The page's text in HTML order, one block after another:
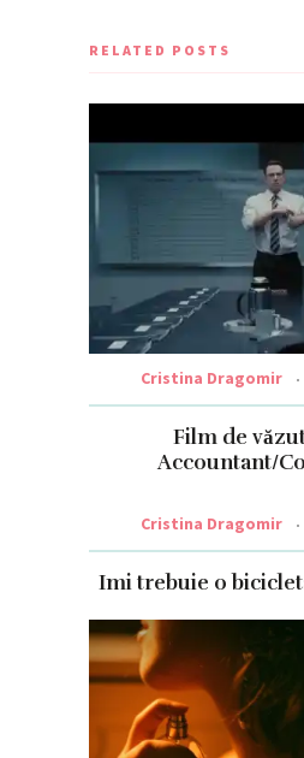
RELATED POSTS
Cristina Dragomir
Film de
Accountant/
Cristina Dragomir
Imi trebuie o